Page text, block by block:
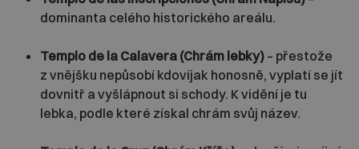
dominanta celého historického areálu.
Templo de la Calavera (Chrám lebky) – přestože
z vnějšku nepůsobí kdovíjak honosně, vyplatí se jít
dovnitř a vyšlápnout si schody. K vidění je tu
lebka, podle které získal chrám svůj název.